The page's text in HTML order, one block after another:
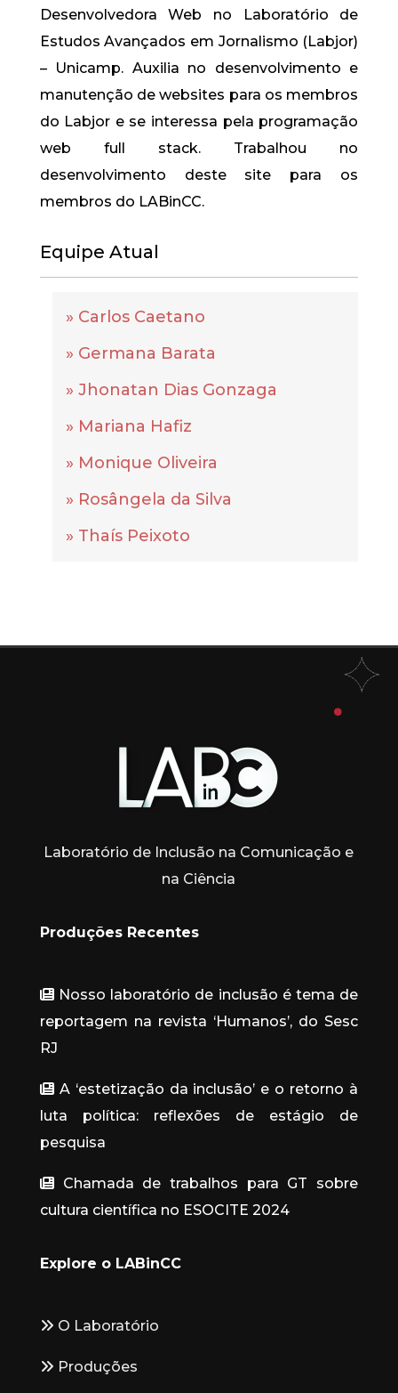
Desenvolvedora Web no Laboratório de
Estudos Avançados em Jornalismo (Labjor)
– Unicamp. Auxilia no desenvolvimento e
manutenção de websites para os membros
do Labjor e se interessa pela programação
web full stack. Trabalhou no
desenvolvimento deste site para os
membros do LABinCC.
Equipe Atual
» Carlos Caetano
» Germana Barata
» Jhonatan Dias Gonzaga
» Mariana Hafiz
» Monique Oliveira
» Rosângela da Silva
» Thaís Peixoto
Laboratório de Inclusão na Comunicação e
na Ciência
Produções Recentes
Nosso laboratório de inclusão é tema de
reportagem na revista ‘Humanos’, do Sesc
RJ
A ‘estetização da inclusão’ e o retorno à
luta política: reflexões de estágio de
pesquisa
Chamada de trabalhos para GT sobre
cultura científica no ESOCITE 2024
Explore o LABinCC
O Laboratório
Produções